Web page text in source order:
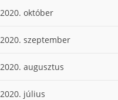
2020. október
2020. szeptember
2020. augusztus
2020. július